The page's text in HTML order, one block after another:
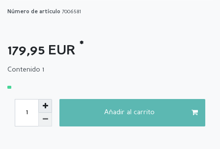
Número de artículo 7006581
179,95 EUR *
Contenido 1
Añadir al carrito